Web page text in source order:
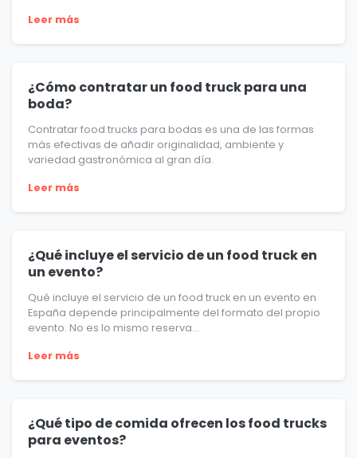
Leer más
¿Cómo contratar un food truck para una
boda?
Contratar food trucks para bodas es una de las formas
más efectivas de añadir originalidad, ambiente y
variedad gastronómica al gran día.
Leer más
¿Qué incluye el servicio de un food truck en
un evento?
Qué incluye el servicio de un food truck en un evento en
España depende principalmente del formato del propio
evento. No es lo mismo reserva...
Leer más
¿Qué tipo de comida ofrecen los food trucks
para eventos?